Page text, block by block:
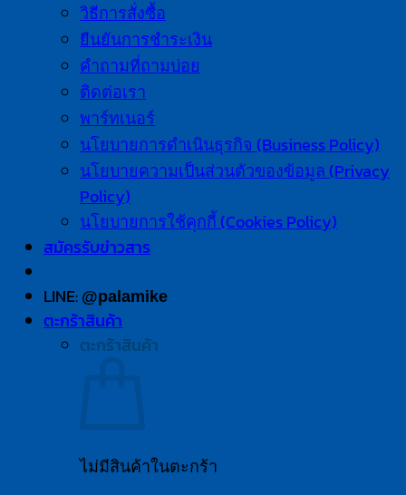
วิธีการสั่งซื้อ
ยืนยันการชำระเงิน
คำถามที่ถามบ่อย
ติดต่อเรา
พาร์ทเนอร์
นโยบายการดำเนินธุรกิจ (Business Policy)
นโยบายความเป็นส่วนตัวของข้อมูล (Privacy
Policy)
นโยบายการใช้คุกกี้ (Cookies Policy)
สมัครรับข่าวสาร
LINE: @palamike
ตะกร้าสินค้า
ตะกร้าสินค้า
ไม่มีสินค้าในตะกร้า